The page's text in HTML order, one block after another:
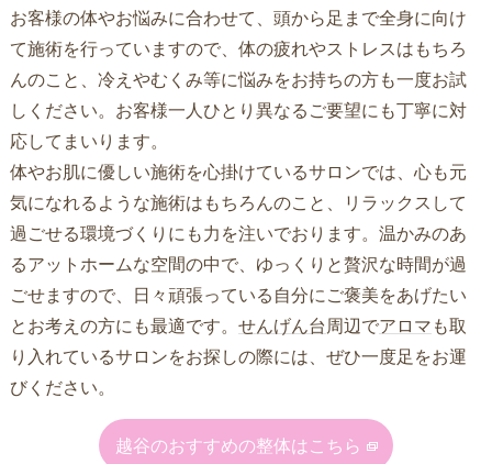
お客様の体やお悩みに合わせて、頭から足まで全身に向け
て施術を行っていますので、体の疲れやストレスはもちろ
んのこと、冷えやむくみ等に悩みをお持ちの方も一度お試
しください。お客様一人ひとり異なるご要望にも丁寧に対
応してまいります。
体やお肌に優しい施術を心掛けているサロンでは、心も元
気になれるような施術はもちろんのこと、リラックスして
過ごせる環境づくりにも力を注いでおります。温かみのあ
るアットホームな空間の中で、ゆっくりと贅沢な時間が過
ごせますので、日々頑張っている自分にご褒美をあげたい
とお考えの方にも最適です。 せんげん台周辺でアロマも取
り入れているサロンをお探しの際には、ぜひ一度足をお運
びください。
越谷のおすすめの整体はこちら